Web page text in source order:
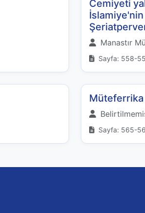
Cemiyeti
Manastır
Sayfa: 558-
Müteferrika
Sayfa: 565-